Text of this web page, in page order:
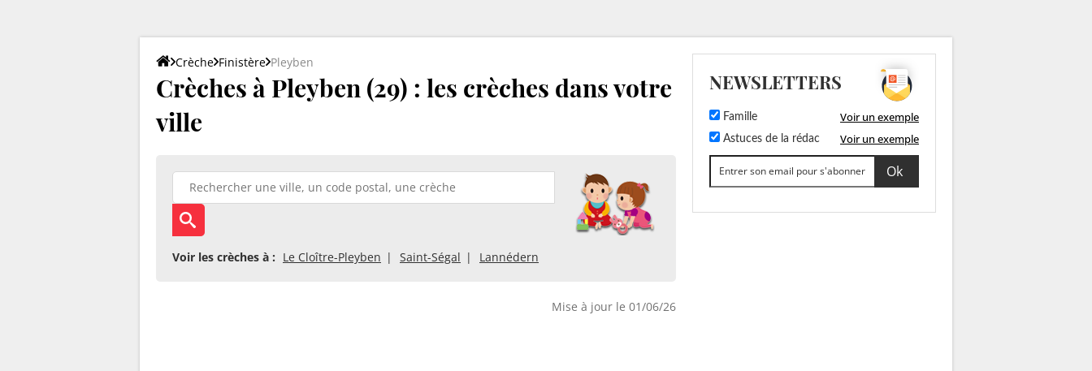
Crèche Finistère Pleyben
Crèches à Pleyben (29) : les crèches dans votre
ville
Voir les crèches à : Le Cloître-Pleyben Saint-Ségal Lannédern
Mise à jour le 01/06/26
NEWSLETTERS
Famille Voir un exemple
Astuces de la rédac Voir un exemple